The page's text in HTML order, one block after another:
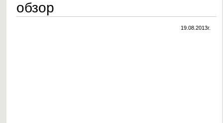
обзор
19.08.2013г.